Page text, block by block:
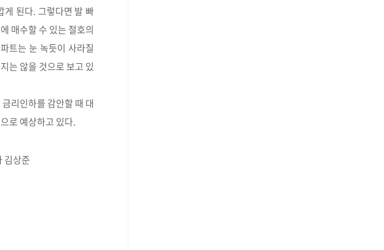
게 된다. 그렇다면 발 빠
매수할 수 있는 절호의
트는 눈 녹듯이 사라질
는 않을 것으로 보고 있
리인하를 감안할 때 대
로 예상하고 있다.